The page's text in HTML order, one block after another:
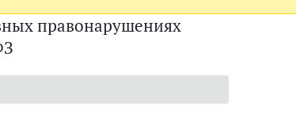
правонарушениях